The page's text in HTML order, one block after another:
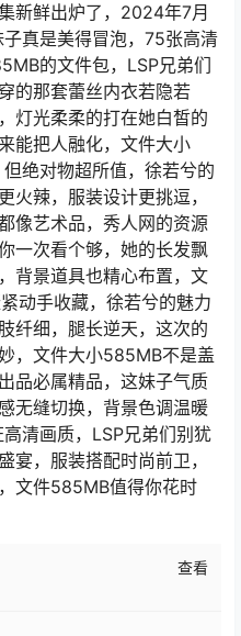
新鲜出炉了，2024年7月
真是美得冒泡，75张高清
的文件包，LSP兄弟们
的那套蕾丝内衣若隐若
灯光柔柔的打在她白皙的
能把人融化，文件大小
绝对物超所值，徐若兮的
火辣，服装设计更挑逗，
像艺术品，秀人网的资源
一次看个够，她的长发飘
背景道具也精心布置，文
动手收藏，徐若兮的魅力
纤细，腿长逆天，这次的
，文件大小585MB不是盖
品必属精品，这妹子气质
无缝切换，背景色调温暖
清画质，LSP兄弟们别犹
宴，服装搭配时尚前卫，
文件585MB值得你花时
查看